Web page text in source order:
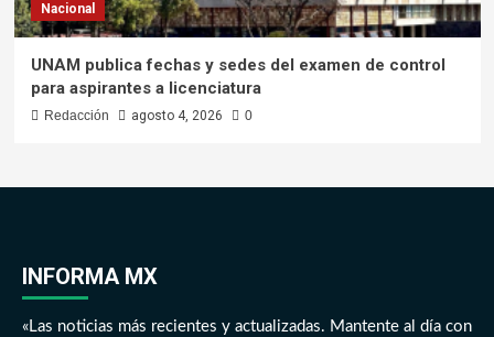
Nacional
UNAM publica fechas y sedes del examen de control
para aspirantes a licenciatura
Redacción agosto 4, 2026 0
INFORMA MX
«Las noticias más recientes y actualizadas. Mantente al día con